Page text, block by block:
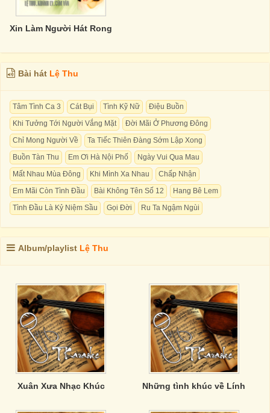
Xin Làm Người Hát Rong
Bài hát Lệ Thu
Tâm Tình Ca 3 Cát Bụi Tình Kỹ Nữ
Điệu Buồn
Khi Tưởng Tới Người Vắng Mặt
Đời Mãi Ở Phương Đông
Chỉ Mong Người Về
Ta Tiếc Thiên Đàng Sớm Lập Xong
Buồn Tàn Thu
Em Ơi Hà Nội Phố
Ngày Vui Qua Mau
Mất Nhau Mùa Đông
Khi Mình Xa Nhau
Chấp Nhận
Em Mãi Còn Tình Đầu
Bài Không Tên Số 12
Hang Bê Lem
Tình Đầu Là Kỷ Niệm Sầu
Gọi Đời Ru Ta Ngậm Ngùi
Album/playlist Lệ Thu
Xuân Xưa Nhạc Khúc Những tình khúc về Lính